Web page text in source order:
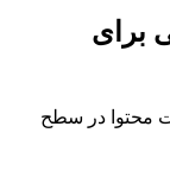
برای
محتوا در سطح